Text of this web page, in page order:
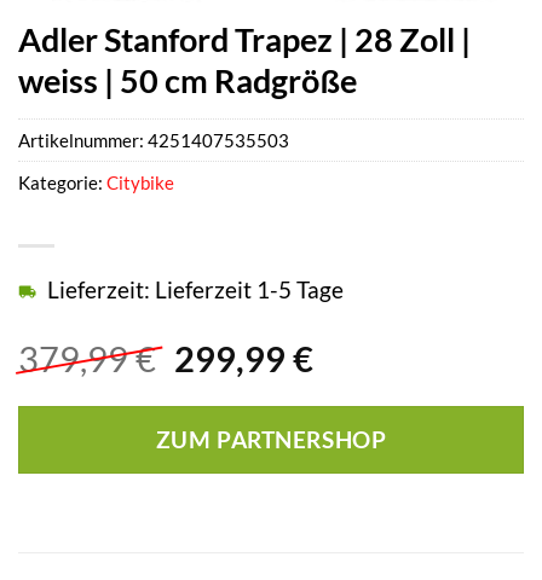
Adler Stanford Trapez | 28 Zoll |
weiss | 50 cm Radgröße
379,99€ Ursprünglicher
Preis
war:
379,99 €
299,99 €Aktueller
ist:
299,99 €.
Lieferzeit: Lieferzeit 1-5 Tage
ZUM PARTNERSHOP
Artikelnummer: 4251407535503
Kategorie: Citybike